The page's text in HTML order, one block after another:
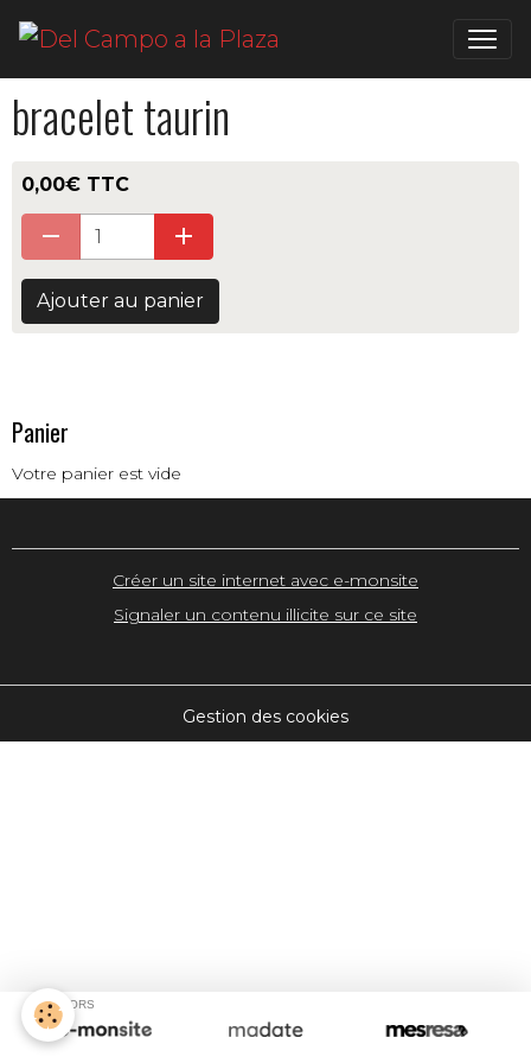
bracelet taurin
0,00€ TTC
Ajouter au panier
Panier
Votre panier est vide
Créer un site internet avec e-monsite
Signaler un contenu illicite sur ce site
Gestion des cookies
SPONSORS